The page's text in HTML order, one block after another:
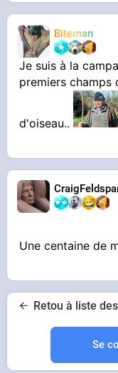
Biteman
Je suis à la
premiers
d'oiseau..
Une centaine de
Retou à liste
Se